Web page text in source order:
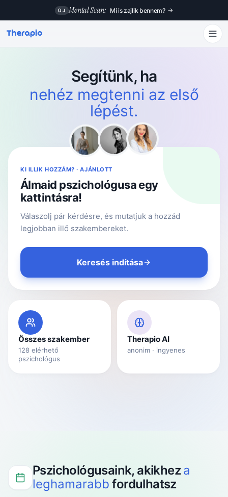
ÚJ Mental Scan: Mi is zajlik bennem? →
Segítünk, ha
nehéz megtenni az első
lépést.
KI ILLIK HOZZÁM? · AJÁNLOTT
Álmaid pszichológusa egy
kattintásra!
Válaszolj pár kérdésre, és mutatjuk a hozzád
legjobban illő szakembereket.
Keresés indítása
Összes szakember
128 elérhető
pszichológus
Therapio AI
anonim · ingyenes
Pszichológusaink, akikheza
leghamarabb fordulhatsz